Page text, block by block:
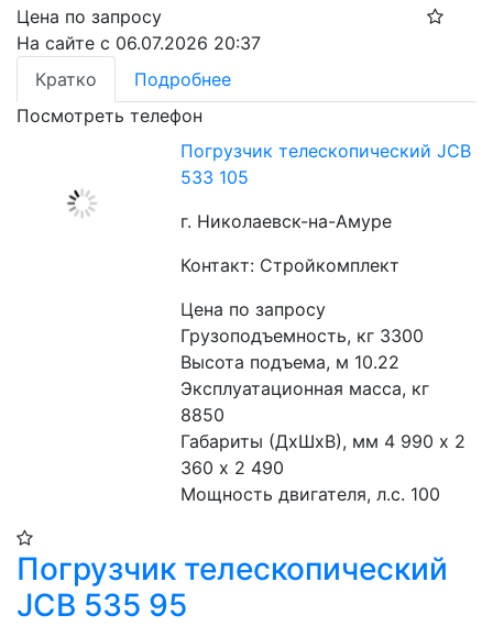
Цена по запросу
На сайте с 06.07.2026 20:37
Кратко
Подробнее
Посмотреть телефон
Погрузчик телескопический JCB
533 105
г. Николаевск-на-Амуре
Контакт: Стройкомплект
Цена по запросу
Грузоподъемность, кг 3300
Высота подъема, м 10.22
Эксплуатационная масса, кг
8850
Габариты (ДхШхВ), мм 4 990 х 2
360 х 2 490
Мощность двигателя, л.с. 100
Погрузчик телескопический
JCB 535 95